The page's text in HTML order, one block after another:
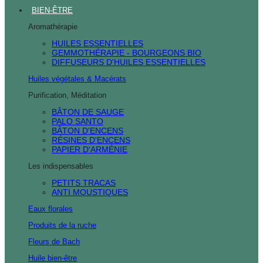
BIEN-ÊTRE
Aromathérapie
HUILES ESSENTIELLES
GEMMOTHÉRAPIE - BOURGEONS BIO
DIFFUSEURS D'HUILES ESSENTIELLES
Huiles végétales & Macérats
Purification, Méditation
BÂTON DE SAUGE
PALO SANTO
BÂTON D'ENCENS
RÉSINES D'ENCENS
PAPIER D'ARMÉNIE
Les indispensables
PETITS TRACAS
ANTI MOUSTIQUES
Eaux florales
Produits de la ruche
Fleurs de Bach
Huile bien-être